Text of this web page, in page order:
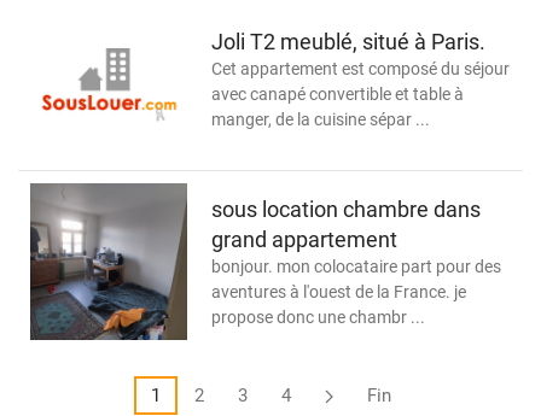
Joli T2 meublé, situé à Paris.
Cet appartement est composé du séjour
avec canapé convertible et table à
manger, de la cuisine sépar ...
sous location chambre dans
grand appartement
bonjour. mon colocataire part pour des
aventures à l'ouest de la France. je
propose donc une chambr ...
1 2 3 4 Fin